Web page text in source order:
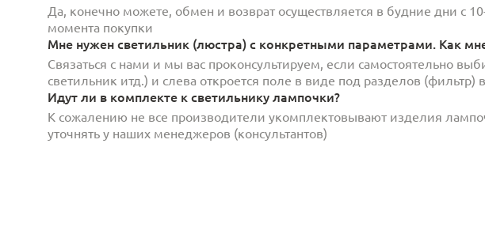
Да, конечно можете, обмен и возврат осуществляется в будние дни с
момента покупки
Мне нужен светильник (люстра) с конкретными параметрами. Как
Связаться с нами и мы вас проконсультируем, если самостоятельно
светильник итд.) и слева откроется поле в виде под разделов
Идут ли в комплекте к светильнику лампочки?
К сожалению не все производители укомплектовывают изделия
уточнять у наших менеджеров (консультантов)